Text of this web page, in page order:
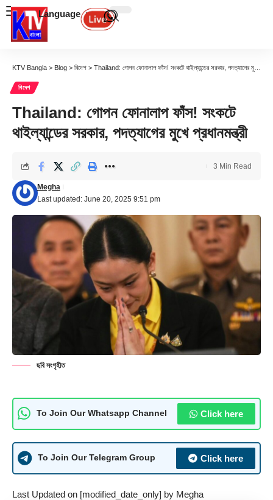
Language
KTV Bangla > Blog > বিদেশ > Thailand: গোপন ফোনালাপ ফাঁস! সংকটে থাইল্যান্ডের সরকার, পদত্যাগের মুখে প্রধানমন্ত্রী
বিদেশ
Thailand: গোপন ফোনালাপ ফাঁস! সংকটে
থাইল্যান্ডের সরকার, পদত্যাগের মুখে প্রধানমন্ত্রী
Last updated: June 20, 2025 9:51 pm
Megha
3 Min Read
ছবি সংগৃহীত
To Join Our Whatsapp Channel Click here
To Join Our Telegram Group Click here
Last Updated on [modified_date_only] by Megha